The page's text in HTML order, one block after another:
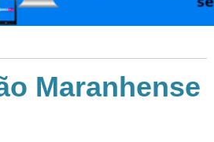
Maranhense